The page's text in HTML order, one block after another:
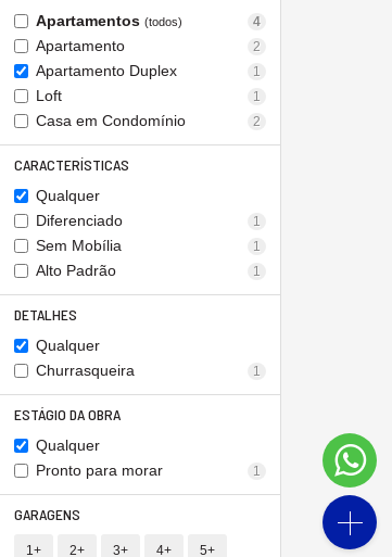
Apartamentos (todos) 4
Apartamento 2
Apartamento Duplex 1
Loft 1
Casa em Condomínio 2
CARACTERÍSTICAS
Qualquer
Diferenciado
1
Sem Mobília 1
Alto Padrão 1
DETALHES
Qualquer
Churrasqueira
1
ESTÁGIO DA OBRA
Qualquer
Pronto para morar
1
GARAGENS
1+ 2+ 3+ 4+ 5+